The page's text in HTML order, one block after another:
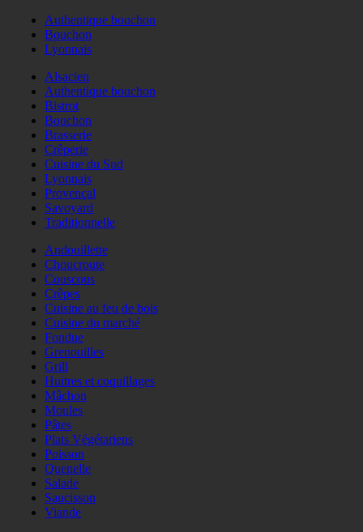
Authentique bouchon
Bouchon
Lyonnais
Alsacien
Authentique bouchon
Bistrot
Bouchon
Brasserie
Crêperie
Cuisine du Sud
Lyonnais
Provençal
Savoyard
Traditionnelle
Andouillette
Choucroute
Couscous
Crêpes
Cuisine au feu de bois
Cuisine du marché
Fondue
Grenouilles
Grill
Huitres et coquillages
Mâchon
Moules
Pâtes
Plats Végétariens
Poisson
Quenelle
Salade
Saucisson
Viande